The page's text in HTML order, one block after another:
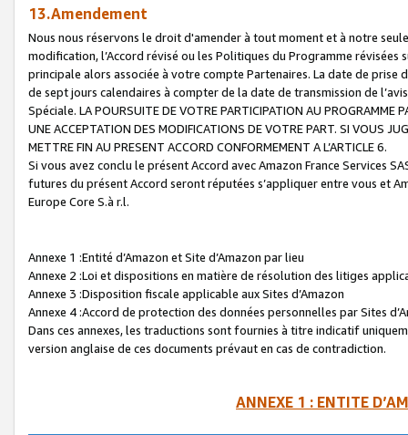
13.Amendement
Nous nous réservons le droit d'amender à tout moment et à notre
modification, l’Accord révisé ou les Politiques du Programme
principale alors associée à votre compte Partenaires. La date de
de sept jours calendaires à compter de la date de transmission de
Spéciale. LA POURSUITE DE VOTRE PARTICIPATION AU PROGRAMME
UNE ACCEPTATION DES MODIFICATIONS DE VOTRE PART. SI VOUS
METTRE FIN AU PRESENT ACCORD CONFORMEMENT A L’ARTICLE 6.
Si vous avez conclu le présent Accord avec Amazon France Services
futures du présent Accord seront réputées s’appliquer entre vous et
Europe Core S.à r.l.
Annexe 1 :Entité d’Amazon et Site d’Amazon par lieu
Annexe 2 :Loi et dispositions en matière de résolution des litiges
Annexe 3 :Disposition fiscale applicable aux Sites d’Amazon
Annexe 4 :Accord de protection des données personnelles par Sites
Dans ces annexes, les traductions sont fournies à titre indicatif
version anglaise de ces documents prévaut en cas de contradiction.
ANNEXE 1 : ENTITE